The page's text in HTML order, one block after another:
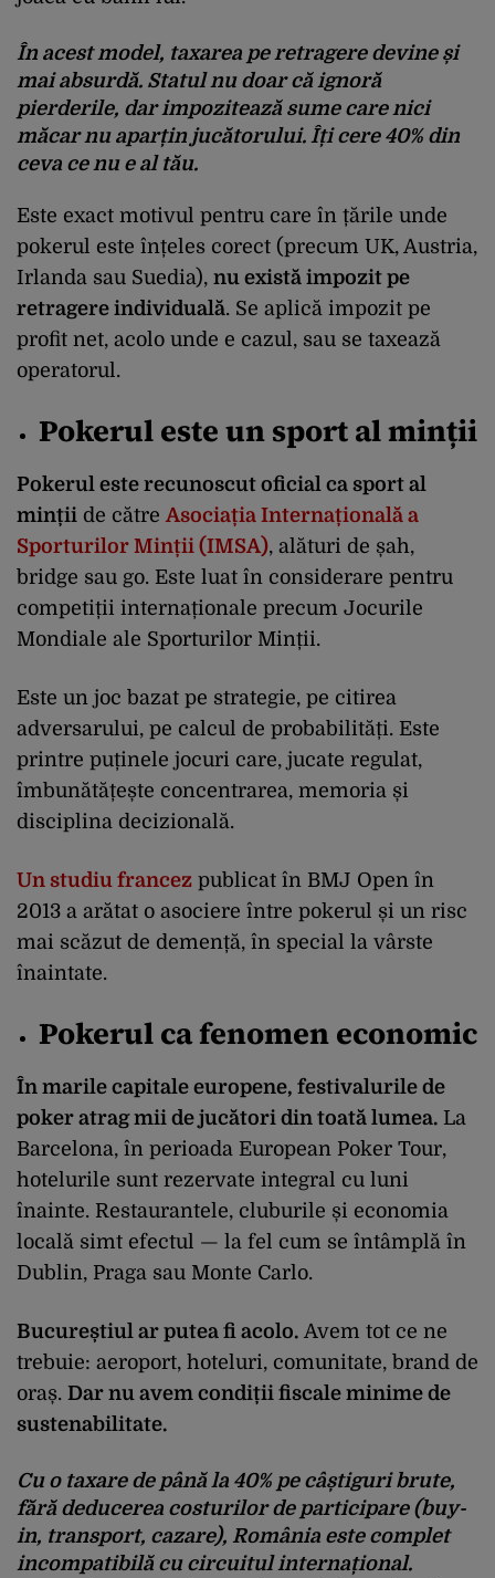
În acest model, taxarea pe retragere devine și
mai absurdă. Statul nu doar că ignoră
pierderile, dar impozitează sume care nici
măcar nu aparțin jucătorului. Îți cere 40% din
ceva ce nu e al tău.
Este exact motivul pentru care în țările unde
pokerul este înțeles corect (precum UK, Austria,
Irlanda sau Suedia), nu există impozit pe
retragere individuală. Se aplică impozit pe
profit net, acolo unde e cazul, sau se taxează
operatorul.
Pokerul este un sport al minții
Pokerul este recunoscut oficial ca sport al
minții de către Asociația Internațională a
Sporturilor Minții (IMSA), alături de șah,
bridge sau go. Este luat în considerare pentru
competiții internaționale precum Jocurile
Mondiale ale Sporturilor Minții.
Este un joc bazat pe strategie, pe citirea
adversarului, pe calcul de probabilități. Este
printre puținele jocuri care, jucate regulat,
îmbunătățește concentrarea, memoria și
disciplina decizională.
Un studiu francez publicat în BMJ Open în
2013 a arătat o asociere între pokerul și un risc
mai scăzut de demență, în special la vârste
înaintate.
Pokerul ca fenomen economic
În marile capitale europene, festivalurile de
poker atrag mii de jucători din toată lumea. La
Barcelona, în perioada European Poker Tour,
hotelurile sunt rezervate integral cu luni
înainte. Restaurantele, cluburile și economia
locală simt efectul — la fel cum se întâmplă în
Dublin, Praga sau Monte Carlo.
Bucureștiul ar putea fi acolo. Avem tot ce ne
trebuie: aeroport, hoteluri, comunitate, brand de
oraș. Dar nu avem condiții fiscale minime de
sustenabilitate.
Cu o taxare de până la 40% pe câștiguri brute,
fără deducerea costurilor de participare (buy-
in, transport, cazare), România este complet
incompatibilă cu circuitul internațional.